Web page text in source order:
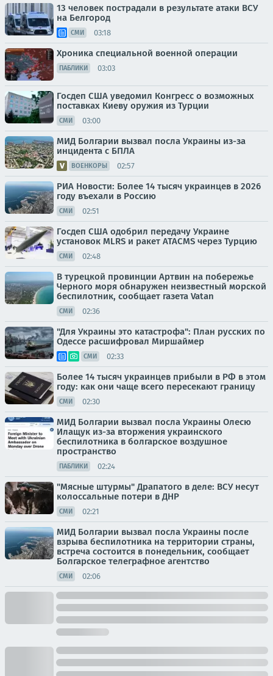
13 человек пострадали в результате атаки ВСУ
на Белгород
СМИ 03:18
Хроника специальной военной операции
ПАБЛИКИ 03:03
Госдеп США уведомил Конгресс о возможных
поставках Киеву оружия из Турции
СМИ 03:00
МИД Болгарии вызвал посла Украины из-за
инцидента с БПЛА
ВОЕНКОРЫ 02:57
РИА Новости: Более 14 тысяч украинцев в 2026
году въехали в Россию
СМИ 02:51
Госдеп США одобрил передачу Украине
установок MLRS и ракет ATACMS через Турцию
СМИ 02:48
В турецкой провинции Артвин на побережье
Черного моря обнаружен неизвестный морской
беспилотник, сообщает газета Vatan
СМИ 02:36
"Для Украины это катастрофа": План русских по
Одессе расшифровал Миршаймер
СМИ 02:33
Более 14 тысяч украинцев прибыли в РФ в этом
году: как они чаще всего пересекают границу
СМИ 02:30
МИД Болгарии вызвал посла Украины Олесю
Илащук из-за вторжения украинского
беспилотника в болгарское воздушное
пространство
ПАБЛИКИ 02:24
"Мясные штурмы" Драпатого в деле: ВСУ несут
колоссальные потери в ДНР
СМИ 02:21
МИД Болгарии вызвал посла Украины после
взрыва беспилотника на территории страны,
встреча состоится в понедельник, сообщает
Болгарское телеграфное агентство
СМИ 02:06